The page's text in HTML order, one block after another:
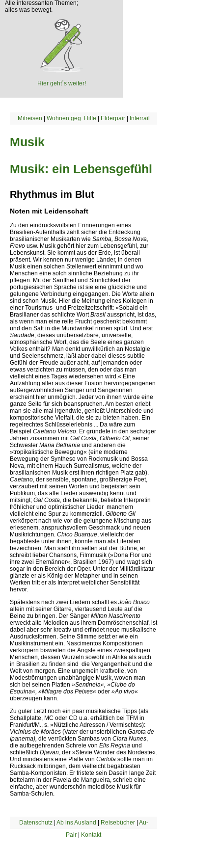
Alle interessanten Themen;
alles was bewegt.
Hier geht´s weiter!
Mitreisen | Wohnen geg. Hilfe | Elderpair| Interrail
Musik
Musik: ein Lebensgefühl
Rhythmus im Blut
Noten mit Leidenschaft
Zu den eindrucksvollsten Erinnerungen eines
Brasilien-Aufenthalts zählt sicher die Entdeckung
brasilianischer Musikarten wie Samba, Bossa Nova,
Frevo usw. Musik gehört hier zum Lebensgefühl, zur
Lebenskunst. Sie kommt aus der Erde, ist überall
präsent. Wir kennen nur wenige Länder, in denen
Musik einen solchen Stellenwert einnimmt und wo
Menschen eine solch sinnliche Beziehung zu ihr
pflegen. Mit der Sanftheit und Sinnlichkeit der
portugiesischen Sprache ist sie eine glückliche und
gelungene Verbindung eingegangen. Die Worte allein
sind schon Musik. Hier die Meinung eines Kollegen in
einer Tourismus- und Freizeitzeitschrift: »Sobald ein
Brasilianer das schlichte WortBrasil ausspricht, ist das,
als wenn man eine reife Frucht geschenkt bekommt
und den Saft in die Mundwinkel rinnen spürt. Und erst
Saudade , dieses unübersetzbare, universelle,
atmosphärische Wort, das die Seele eines ganzen
Volkes enthält? Man denkt unwillkürlich an Nostalgie
und Seelenschmerz, läßt aber dabei dieses subtile
Gefühl der Freude außer acht, auf jemanden oder
etwas verzichten zu müssen, den oder das man
vielleicht eines Tages wiedersehen wird.« Eine
Aufzählung aller aus dieser Fusion hervorgegangenen
außergewöhnlichen Sänger und Sängerinnen
erscheint hier unmöglich. Jeder von ihnen würde eine
ganze Seite für sich beanspruchen. Am besten erlebt
man sie alle mal irgendwie, genießt Unterschiede und
kompositorische Vielfalt, die sie zu bieten haben. Ein
regelrechtes Schlüsselerlebnis ... Da wäre zum
Beispiel Caetano Veloso . Er gründete in den sechziger
Jahren zusammen mitGal Costa, Gilberto Gil , seiner
Schwester Maria Bethania und anderen die
»tropikalistische Bewegung« (eine moderne
Bewegung der Synthese von Rockmusik und Bossa
Nova, mit einem Hauch Surrealismus, welche der
brasilianischen Musik erst ihren richtigen Platz gab).
Caetano , der sensible, spontane, großherzige Poet,
verzaubert mit seinen Worten und begeistert sein
Publikum, das alle Lieder auswendig kennt und
mitsingt; Gal Costa , die bekannte, beliebte Interpretin
fröhlicher und optimistischer Lieder  manchem
vielleicht eine Spur zu kommerziell. Gilberto Gil
verkörpert nach wie vor die gelungene Mischung aus
erlesenem, anspruchsvollem Geschmack und neuen
Musikrichtungen. Chico Buarque , vielleicht der
begabteste unter ihnen, könnte man als Literaten
bezeichnen. Man sieht ihn selten auf der Bühne; er
schreibt lieber Chansons, Filmmusik (»Dona Flor und
ihre zwei Ehemänner«, Brasilien 1967) und wagt sich
sogar in den Bereich der Oper. Unter der Militärdiktatur
glänzte er als König der Metapher und in seinen
Werken tritt er als Interpret weiblicher Sensibilität
hervor.
Spätestens nach zwei Liedern schafft es Joâo Bosco
allein mit seiner Gitarre, viertausend Leute auf die
Beine zu bringen. Der Sänger Milton Nascimento
erweckt alte Melodien aus ihrem Dornröschenschlaf, ist
dabei aber sehr kreativ und erfindet neue musikalische
Ausdrucksformen. Seine Stimme setzt er wie ein
Musikinstrument ein. Nascimentos Kompositionen
verkörpern bisweilen die Ängste eines zwiespältigen
Menschen, dessen Wurzeln sowohl in Afrika als auch
in Brasilien zu finden sind  die Vergangenheit und die
Welt von morgen. Eine ungemein kraftvolle, von
Modeströmungen unabhängige Musik, wovon man
sich bei seinen Platten »Sentinela«, »Clube do
Esquina«, »Milagre dos Peixes« oder »Ao vivo«
überzeugen kann.
Zu guter Letzt noch ein paar musikalische Tipps (als
Schallplatte, MC oder CD u.a. erhältlich bei TFM in
Frankfurt/M., s. »Nützliche Adressen / Vermischtes):
Vicinius de Morâes (Vater der unsterblichen Garota de
Ipanema), die verrückten Sambas von Clara Nunes
die aufbegehrenden Schreie von Elis Regina und
schließlich Djavan , der »Stevie Wonder des Nordeste«.
Und mindestens eine Platte von Cartola sollte man im
Rucksack mitbringen, dem vielleicht begabtesten
Samba-Komponisten. Er fristete sein Dasein lange Zeit
bettelarm in der Favela de Mangueira, schrieb eine
einfache, aber wunderschön melodiöse Musik für
Samba-Schulen.
Datenschutz| Ab ins Ausland | Reisebücher| Au-
Pair | Kontakt